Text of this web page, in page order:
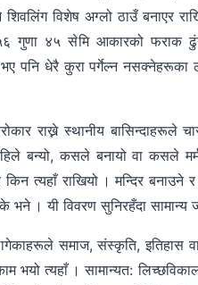
शिवलिंग विशेष अग्लो ठाउँ बनाएर
गुणा ४५ सेमि आकारको फराक
पनि धेरै कुरा पर्गेल्न नसक्नेहरूका
राख्ने स्थानीय
बन्यो, कसले बनायो वा कसले
त्यहाँ राखियो । मन्दिर बनाउने र
। यी विवरण सुनिरहँदा सामान्य
समाज, संस्कृति, इतिहास
भयो त्यहाँ । सामान्यत: